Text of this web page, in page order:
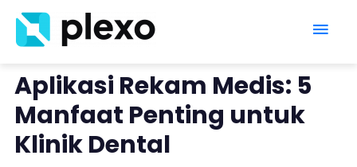
Aplikasi Rekam Medis: 5
Manfaat Penting untuk
Klinik Dental